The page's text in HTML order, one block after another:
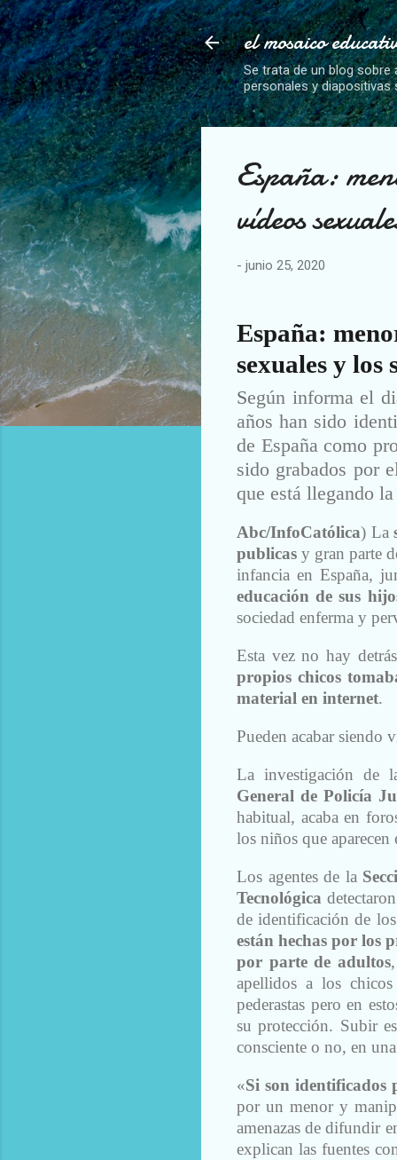
el mosaico
Se trata de un blog
personales y
España:
vídeos
- junio 25, 2020
España:
sexuales y los
Según informa el
años han sido
de España como
sido grabados por
que está llegando
Abc/InfoCatólica) La
publicas y gran parte
infancia en España,
educación de sus
sociedad enferma y
Esta vez no hay
propios chicos
material en internet.
Pueden acabar siendo
La investigación de
General de Policía
habitual, acaba en
los niños que aparecen
Los agentes de la
Tecnológica
de identificación de
están hechas por los
por parte de adultos
apellidos a los
pederastas pero en
su protección. Subir
consciente o no, en
«Si son identificados
por un menor y
amenazas de difundir
explican las fuentes